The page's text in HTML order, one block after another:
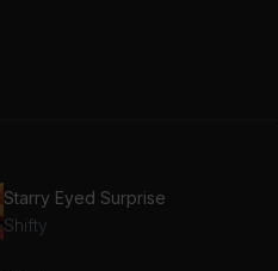
Starry Eyed Surprise
Shifty